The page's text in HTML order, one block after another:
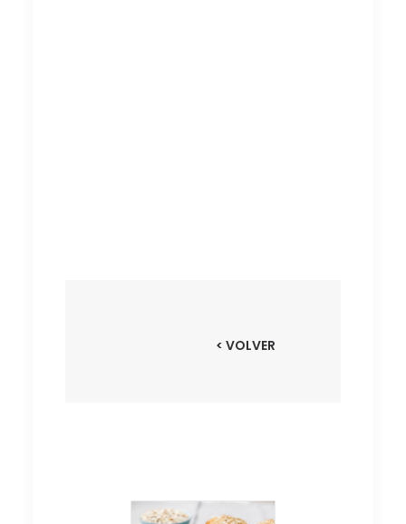
< VOLVER